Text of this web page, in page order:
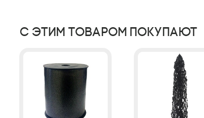
С этим товаром покупают